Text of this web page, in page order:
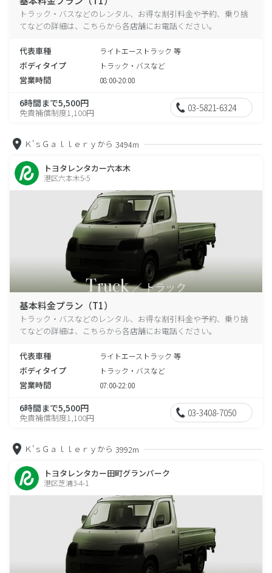
トラック・バスなどのレンタル、お得な割引料金や予約、乗り捨
てなどの詳細は、こちらから各店舗にお電話ください。
代表車種 ライトエーストラック 等
ボディタイプ トラック・バスなど
営業時間 08:00-20:00
6時間まで5,500円
免責補償制度1,100円 03-5821-6324
Ｋ’ｓＧａｌｌｅｒｙから 3494m
トヨタレンタカー六本木
港区六本木5-5
基本料金プラン（T1）
トラック・バスなどのレンタル、お得な割引料金や予約、乗り捨
てなどの詳細は、こちらから各店舗にお電話ください。
代表車種 ライトエーストラック 等
ボディタイプ トラック・バスなど
営業時間 07:00-22:00
6時間まで5,500円
免責補償制度1,100円 03-3408-7050
Ｋ’ｓＧａｌｌｅｒｙから 3992m
トヨタレンタカー田町グランパーク
港区芝浦3-4-1